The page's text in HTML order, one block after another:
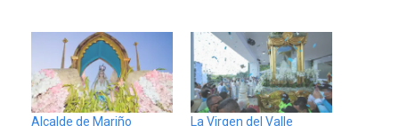
Alcalde de Mariño
La Virgen del Valle